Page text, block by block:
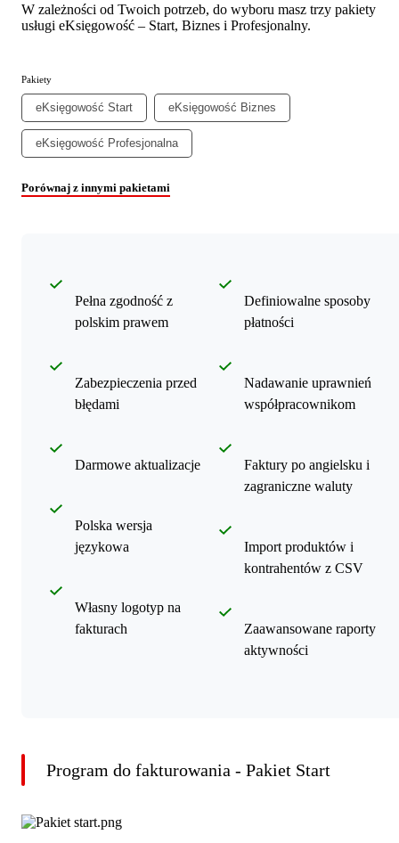
W zależności od Twoich potrzeb, do wyboru masz trzy pakiety
usługi eKsięgowość – Start, Biznes i Profesjonalny.
Pakiety
eKsięgowość Start eKsięgowość Biznes
eKsięgowość Profesjonalna
Porównaj z innymi pakietami
Pełna zgodność z
polskim prawem
Zabezpieczenia przed
błędami
Darmowe aktualizacje
Polska wersja
językowa
Własny logotyp na
fakturach
Definiowalne sposoby
płatności
Nadawanie uprawnień
współpracownikom
Faktury po angielsku i
zagraniczne waluty
Import produktów i
kontrahentów z CSV
Zaawansowane raporty
aktywności
Program do fakturowania - Pakiet Start